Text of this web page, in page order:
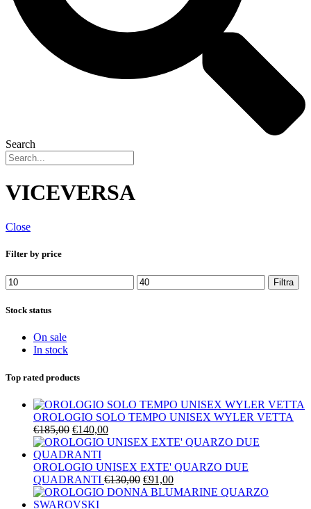
Search
VICEVERSA
Close
Filter by price
Prezzo
Min
Prezzo
Max
Filtra
Stock status
On sale
In stock
Top rated products
OROLOGIO SOLO TEMPO UNISEX WYLER VETTA
€185,00 Il
prezzo
originale
era:
€185,00.
€140,00Il
prezzo
è:
€140,00.
OROLOGIO UNISEX EXTE' QUARZO DUE
QUADRANTI €130,00 Il
prezzo
€91,00Il
prezzo